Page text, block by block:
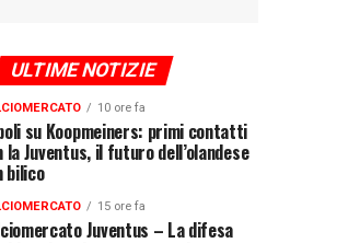
ULTIME NOTIZIE
10 ore fa
su Koopmeiners: primi contatti
la Juventus, il futuro dell’olandese
bilico
15 ore fa
Juventus – La difesa